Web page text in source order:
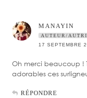
MANAYIN
AUTEUR/
17 SEPTEMBRE
Oh merci beaucoup !
adorables ces
RÉPONDRE